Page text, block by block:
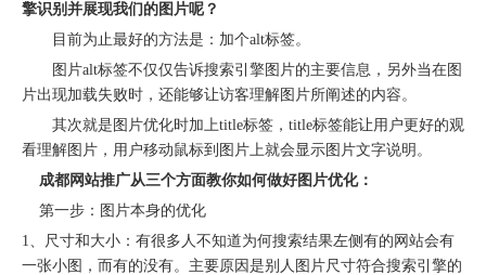
擎识别并展现我们的图片呢？
目前为止最好的方法是：加个alt标签。
图片alt标签不仅仅告诉搜索引擎图片的主要信息，另外当在图
片出现加载失败时，还能够让访客理解图片所阐述的内容。
其次就是图片优化时加上title标签，title标签能让用户更好的观
看理解图片，用户移动鼠标到图片上就会显示图片文字说明。
成都网站推广从三个方面教你如何做好图片优化：
第一步：图片本身的优化
1、尺寸和大小：有很多人不知道为何搜索结果左侧有的网站会有
一张小图，而有的没有。主要原因是别人图片尺寸符合搜索引擎的